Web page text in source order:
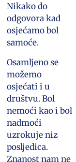
Nikako do
odgovora kad
osjećamo bol
samoće.
Osamljeno se
možemo
osjećati i u
društvu. Bol
nemoći kao i bol
nadmoći
uzrokuje niz
posljedica.
Znanost nam ne